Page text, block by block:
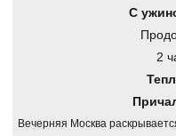
С
2
Вечерняя Москва